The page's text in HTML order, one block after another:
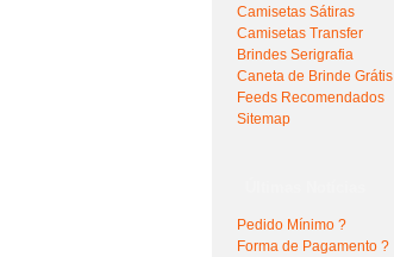
Camisetas Sátiras
Camisetas Transfer
Brindes Serigrafia
Caneta de Brinde Grátis
Feeds Recomendados
Sitemap
Pedido Mínimo ?
Forma de Pagamento ?